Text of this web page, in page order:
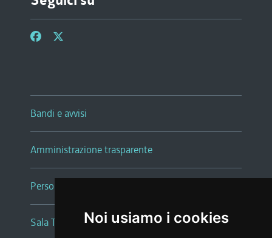
Noi usiamo i cookies
Bandi e avvisi
Amministrazione trasparente
Persone e Uffici
Sala Tiziano Tessitori